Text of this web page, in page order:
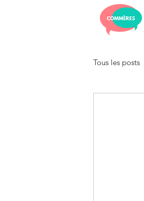
Tous les posts